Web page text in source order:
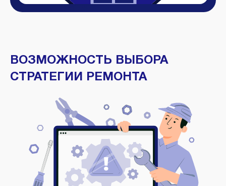
ВОЗМОЖНОСТЬ ВЫБОРА
СТРАТЕГИИ РЕМОНТА